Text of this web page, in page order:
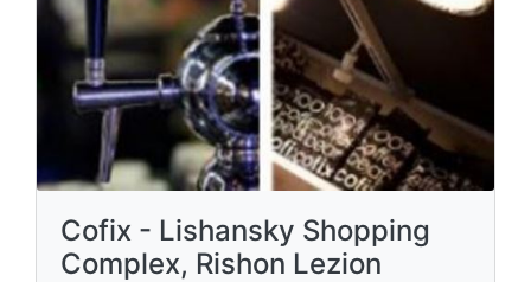
Cofix - Lishansky Shopping
Complex, Rishon Lezion